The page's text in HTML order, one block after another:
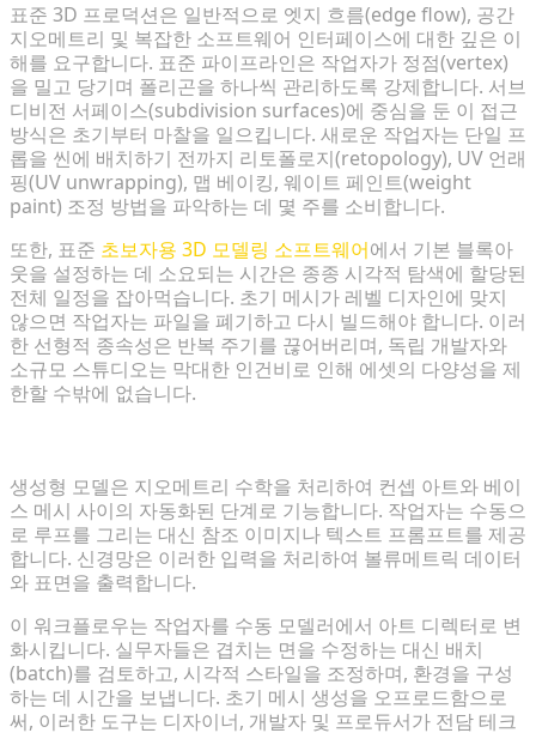
표준 3D 프로덕션은 일반적으로 엣지 흐름(edge flow), 공간
지오메트리 및 복잡한 소프트웨어 인터페이스에 대한 깊은 이
해를 요구합니다. 표준 파이프라인은 작업자가 정점(vertex)
을 밀고 당기며 폴리곤을 하나씩 관리하도록 강제합니다. 서브
디비전 서페이스(subdivision surfaces)에 중심을 둔 이 접근
방식은 초기부터 마찰을 일으킵니다. 새로운 작업자는 단일 프
롭을 씬에 배치하기 전까지 리토폴로지(retopology), UV 언래
핑(UV unwrapping), 맵 베이킹, 웨이트 페인트(weight
paint) 조정 방법을 파악하는 데 몇 주를 소비합니다.
또한, 표준 초보자용 3D 모델링 소프트웨어에서 기본 블록아
웃을 설정하는 데 소요되는 시간은 종종 시각적 탐색에 할당된
전체 일정을 잡아먹습니다. 초기 메시가 레벨 디자인에 맞지
않으면 작업자는 파일을 폐기하고 다시 빌드해야 합니다. 이러
한 선형적 종속성은 반복 주기를 끊어버리며, 독립 개발자와
소규모 스튜디오는 막대한 인건비로 인해 에셋의 다양성을 제
한할 수밖에 없습니다.
생성형 모델은 지오메트리 수학을 처리하여 컨셉 아트와 베이
스 메시 사이의 자동화된 단계로 기능합니다. 작업자는 수동으
로 루프를 그리는 대신 참조 이미지나 텍스트 프롬프트를 제공
합니다. 신경망은 이러한 입력을 처리하여 볼류메트릭 데이터
와 표면을 출력합니다.
이 워크플로우는 작업자를 수동 모델러에서 아트 디렉터로 변
화시킵니다. 실무자들은 겹치는 면을 수정하는 대신 배치
(batch)를 검토하고, 시각적 스타일을 조정하며, 환경을 구성
하는 데 시간을 보냅니다. 초기 메시 생성을 오프로드함으로
써, 이러한 도구는 디자이너, 개발자 및 프로듀서가 전담 테크